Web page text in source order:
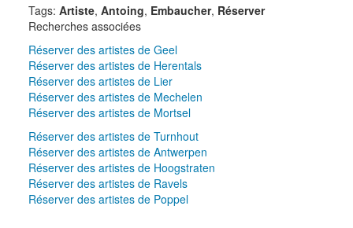
Tags: Artiste, Antoing, Embaucher, Réserver
Recherches associées
Réserver des artistes de Geel
Réserver des artistes de Herentals
Réserver des artistes de Lier
Réserver des artistes de Mechelen
Réserver des artistes de Mortsel
Réserver des artistes de Turnhout
Réserver des artistes de Antwerpen
Réserver des artistes de Hoogstraten
Réserver des artistes de Ravels
Réserver des artistes de Poppel